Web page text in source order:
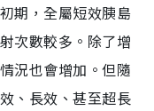
期，全屬短效胰島
次數較多。除了增
況也會增加。但隨
、長效、甚至超長